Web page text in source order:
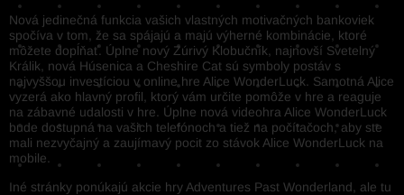
Nová jedinečná funkcia vašich vlastných motivačných bankoviek
spočíva v tom, že sa spájajú a majú výherné kombinácie, ktoré
môžete dopĺňať. Úplne nový Zúrivý Klobučník, najnovší Svetelný
Králik, nová Húsenica a Cheshire Cat sú symboly postáv s
najvyššou investíciou v online hre Alice WonderLuck. Samotná Alice
vyzerá ako hlavný profil, ktorý vám určite pomôže v hre a reaguje
na zábavné udalosti v hre. Úplne nová videohra Alice WonderLuck
bude dostupná na vašich telefónoch a tiež na počítačoch, aby ste
mali nezvyčajný a zaujímavý pocit zo stávok Alice WonderLuck na
mobile.
Iné stránky ponúkajú akcie hry Adventures Past Wonderland, ale tu